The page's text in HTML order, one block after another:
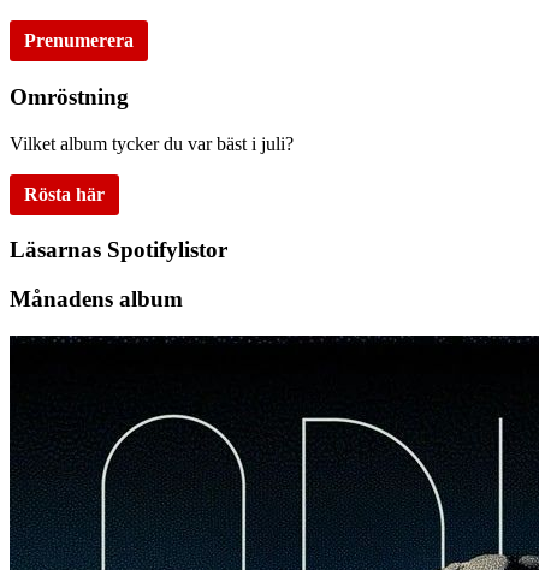
Prenumerera
Omröstning
Vilket album tycker du var bäst i juli?
Rösta här
Läsarnas Spotifylistor
Månadens album